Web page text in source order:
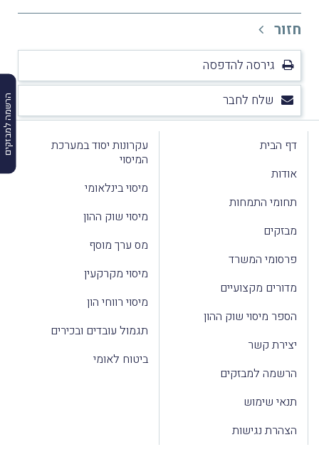
הרשמה למבזקים
חזור
גירסה להדפסה
שלח לחבר
דף הבית
אודות
תחומי התמחות
מבזקים
פרסומי המשרד
מדורים מקצועיים
הספר מיסוי שוק ההון
יצירת קשר
הרשמה למבזקים
תנאי שימוש
הצהרת נגישות
עקרונות יסוד במערכת
המיסוי
מיסוי בינלאומי
מיסוי שוק ההון
מס ערך מוסף
מיסוי מקרקעין
מיסוי רווחי הון
תגמול עובדים ובכירים
ביטוח לאומי